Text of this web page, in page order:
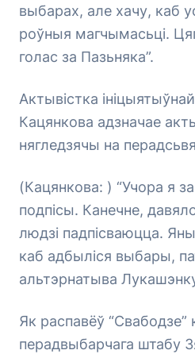
выбарах, але хачу, каб
роўныя магчымасьці.
голас за Пазьняка”.
Актывістка
Кацянкова адзначае
нягледзячы на
(Кацянкова: ) “Учора я
подпісы. Канечне,
людзі падпісваюцца.
каб адбыліся выбары,
альтэрнатыва
Як распавёў “Свабодзе”
перадвыбарчага штабу